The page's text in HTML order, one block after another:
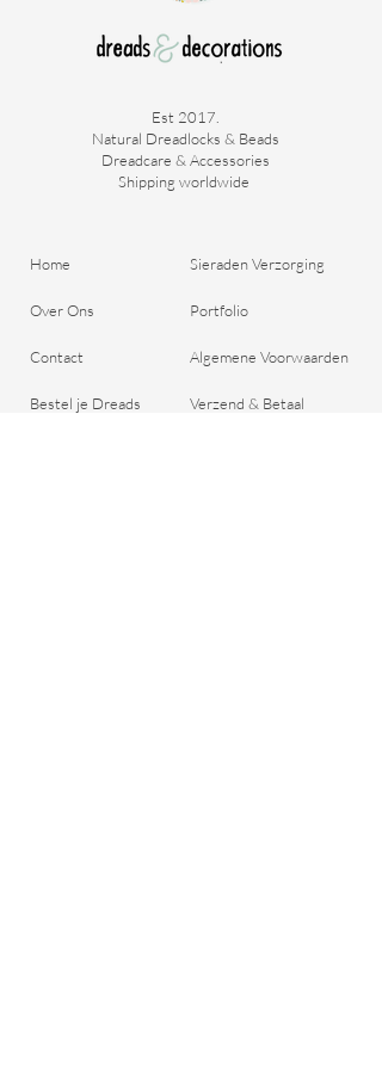
Est 2017.
Natural Dreadlocks & Beads
Dreadcare & Accessories
Shipping worldwide ​
Home
Over Ons
Contact
Bestel je Dreads
Sieraden Verzorging
Portfolio
Algemene Voorwaarden
Verzend & Betaal